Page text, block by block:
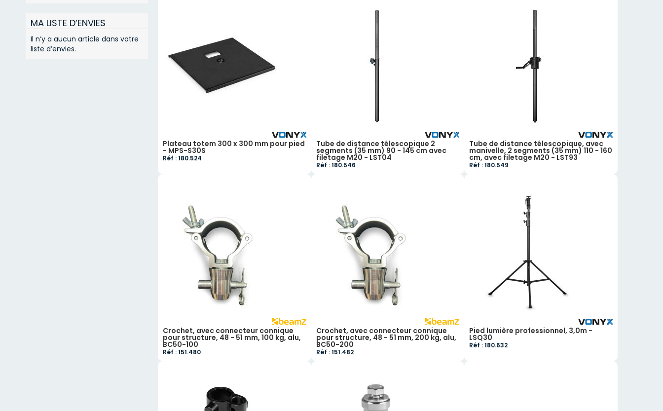
Plateau totem 300 x 300 mm pour pied
- MPS-S30S
Réf : 180.524
Tube de distance télescopique 2
segments (35 mm) 90 - 145 cm avec
filetage M20 - LST04
Réf : 180.546
Tube de distance télescopique, avec
manivelle, 2 segments (35 mm) 110 - 160
cm, avec filetage M20 - LST93
Réf : 180.549
Crochet, avec connecteur connique
pour structure, 48 - 51 mm, 100 kg, alu,
BC50-100
Réf : 151.480
Crochet, avec connecteur connique
pour structure, 48 - 51 mm, 200 kg, alu,
BC50-200
Réf : 151.482
Pied lumière professionnel, 3,0m -
LSQ30
Réf : 180.632
MA LISTE D’ENVIES
Il n’y a aucun article dans votre
liste d’envies.